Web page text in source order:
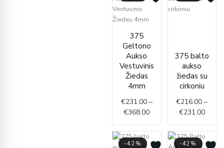
375
Geltono
Aukso
Vestuvinis
Žiedas
4mm
€231.00 –
€368.00
€231.00
through
375 balto
aukso
žiedas su
cirkoniu
€216.00 –
€231.00
-42% -42%